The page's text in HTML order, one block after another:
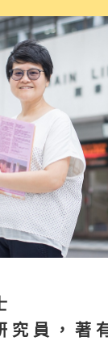
究員，著